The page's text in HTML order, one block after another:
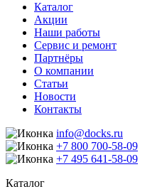
Каталог
Акции
Наши работы
Сервис и ремонт
Партнёры
О компании
Статьи
Новости
Контакты
info@docks.ru
+7 800 700-58-09
+7 495 641-58-09
Каталог